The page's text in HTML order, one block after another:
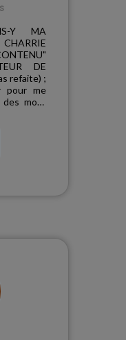
Y MA
DE
refaite) ;
pour me